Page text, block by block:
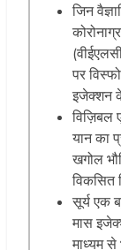
जिन
पर
इजेक्शन
विज़िबल
यान का
खगोल
विकसित
सूर्य एक
मास
माध्यम से